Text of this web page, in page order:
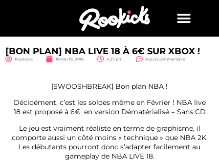
[BON PLAN] NBA LIVE 18 À 6€ SUR XBOX !
Rookicks février 16, 2018 4:27 pm Aucun commentaire
[SWOOSHBREAK] Bon plan NBA !
Décidément, c’est les soldes même en Février ! NBA live
18 est proposé à 6€ en version Dématérialisé = Sans CD
Le jeu est vraiment réaliste en terme de graphisme, il
comporte aussi un côté moins « technique » que NBA 2K.
Les débutants pourront donc s’adapter facilement au
gameplay de NBA LIVE 18.